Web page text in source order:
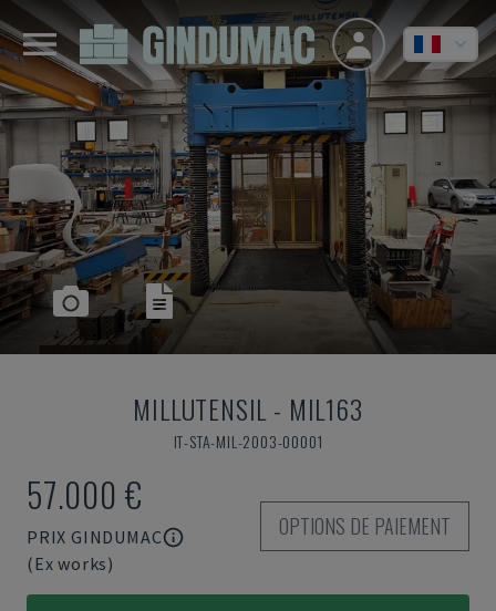
MILLUTENSIL - MIL163
IT-STA-MIL-2003-00001
57.000 €
PRIX GINDUMAC
(Ex works)
OPTIONS DE PAIEMENT